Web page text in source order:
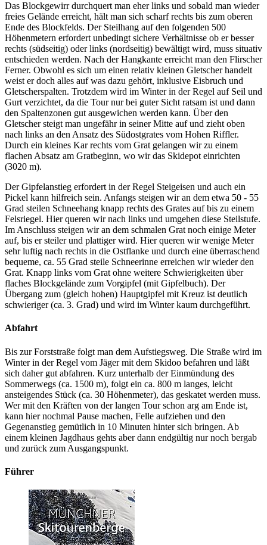
Das Blockgewirr durchquert man eher links und sobald man wieder
freies Gelände erreicht, hält man sich scharf rechts bis zum oberen
Ende des Blockfelds. Der Steilhang auf den folgenden 500
Höhenmetern erfordert unbedingt sichere Verhältnisse ob er besser
rechts (südseitig) oder links (nordseitig) bewältigt wird, muss situativ
entschieden werden. Nach der Hangkante erreicht man den Flirscher
Ferner. Obwohl es sich um einen relativ kleinen Gletscher handelt
weist er doch alles auf was dazu gehört, inklusive Eisbruch und
Gletscherspalten. Trotzdem wird im Winter in der Regel auf Seil und
Gurt verzichtet, da die Tour nur bei guter Sicht ratsam ist und dann
den Spaltenzonen gut ausgewichen werden kann. Über den
Gletscher steigt man ungefähr in seiner Mitte auf und zieht oben
nach links an den Ansatz des Südostgrates vom Hohen Riffler.
Durch ein kleines Kar rechts vom Grat gelangen wir zu einem
flachen Absatz am Gratbeginn, wo wir das Skidepot einrichten
(3020 m).
Der Gipfelanstieg erfordert in der Regel Steigeisen und auch ein
Pickel kann hilfreich sein. Anfangs steigen wir an dem etwa 50 - 55
Grad steilen Schneehang knapp rechts des Grates auf bis zu einem
Felsriegel. Hier queren wir nach links und umgehen diese Steilstufe.
Im Anschluss steigen wir an dem schmalen Grat noch einige Meter
auf, bis er steiler und plattiger wird. Hier queren wir wenige Meter
sehr luftig nach rechts in die Ostflanke und durch eine überraschend
bequeme, ca. 55 Grad steile Schneerinne erreichen wir wieder den
Grat. Knapp links vom Grat ohne weitere Schwierigkeiten über
flaches Blockgelände zum Vorgipfel (mit Gipfelbuch). Der
Übergang zum (gleich hohen) Hauptgipfel mit Kreuz ist deutlich
schwieriger (ca. 3. Grad) und wird im Winter kaum durchgeführt.
Abfahrt
Bis zur Forststraße folgt man dem Aufstiegsweg. Die Straße wird im
Winter in der Regel vom Jäger mit dem Skidoo befahren und läßt
sich daher gut abfahren. Kurz unterhalb der Einmündung des
Sommerwegs (ca. 1500 m), folgt ein ca. 800 m langes, leicht
ansteigendes Stück (ca. 30 Höhenmeter), das geskatet werden muss.
Wer mit den Kräften von der langen Tour schon arg am Ende ist,
kann hier nochmal Pause machen, Felle aufziehen und den
Gegenanstieg gemütlich in 10 Minuten hinter sich bringen. Ab
einem kleinen Jagdhaus gehts aber dann endgültig nur noch bergab
und zurück zum Ausgangspunkt.
Führer